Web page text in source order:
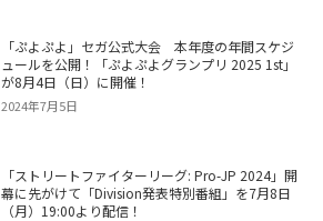
「ぷよぷよ」セガ公式大会 本年度の年間スケジ
ュールを公開！「ぷよぷよグランプリ 2025 1st」
が8月4日（日）に開催！
2024年7月5日
「ストリートファイターリーグ: Pro-JP 2024」開
幕に先がけて「Division発表特別番組」を7月8日
（月）19:00より配信！